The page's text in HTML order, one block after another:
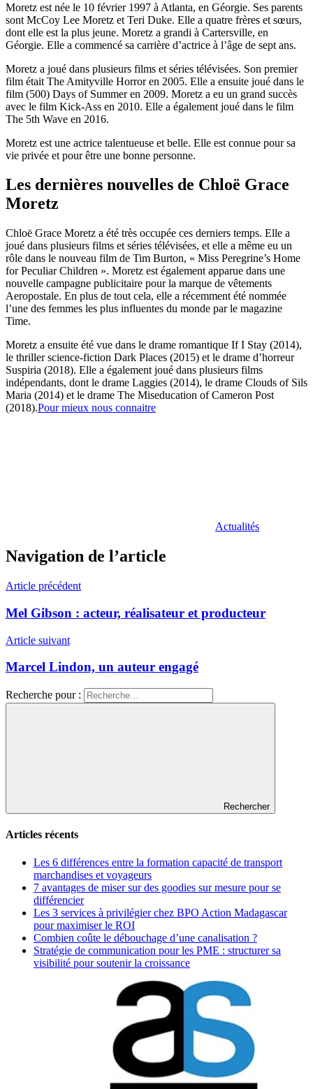
Moretz est née le 10 février 1997 à Atlanta, en Géorgie. Ses parents
sont McCoy Lee Moretz et Teri Duke. Elle a quatre frères et sœurs,
dont elle est la plus jeune. Moretz a grandi à Cartersville, en
Géorgie. Elle a commencé sa carrière d’actrice à l’âge de sept ans.
Moretz a joué dans plusieurs films et séries télévisées. Son premier
film était The Amityville Horror en 2005. Elle a ensuite joué dans le
film (500) Days of Summer en 2009. Moretz a eu un grand succès
avec le film Kick-Ass en 2010. Elle a également joué dans le film
The 5th Wave en 2016.
Moretz est une actrice talentueuse et belle. Elle est connue pour sa
vie privée et pour être une bonne personne.
Les dernières nouvelles de Chloë Grace
Moretz
Chloë Grace Moretz a été très occupée ces derniers temps. Elle a
joué dans plusieurs films et séries télévisées, et elle a même eu un
rôle dans le nouveau film de Tim Burton, « Miss Peregrine’s Home
for Peculiar Children ». Moretz est également apparue dans une
nouvelle campagne publicitaire pour la marque de vêtements
Aeropostale. En plus de tout cela, elle a récemment été nommée
l’une des femmes les plus influentes du monde par le magazine
Time.
Moretz a ensuite été vue dans le drame romantique If I Stay (2014),
le thriller science-fiction Dark Places (2015) et le drame d’horreur
Suspiria (2018). Elle a également joué dans plusieurs films
indépendants, dont le drame Laggies (2014), le drame Clouds of Sils
Maria (2014) et le drame The Miseducation of Cameron Post
(2018).Pour mieux nous connaitre
Actualités
Navigation de l’article
Article précédent
Mel Gibson : acteur, réalisateur et producteur
Article suivant
Marcel Lindon, un auteur engagé
Recherche pour :
Rechercher
Articles récents
Les 6 différences entre la formation capacité de transport
marchandises et voyageurs
7 avantages de miser sur des goodies sur mesure pour se
différencier
Les 3 services à privilégier chez BPO Action Madagascar
pour maximiser le ROI
Combien coûte le débouchage d’une canalisation ?
Stratégie de communication pour les PME : structurer sa
visibilité pour soutenir la croissance